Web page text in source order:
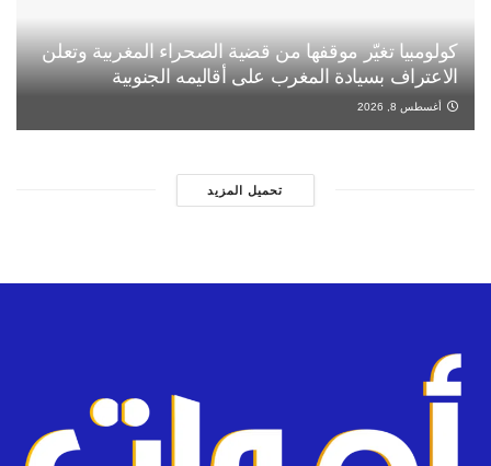
كولومبيا تغيّر موقفها من قضية الصحراء المغربية وتعلن
الاعتراف بسيادة المغرب على أقاليمه الجنوبية
أغسطس 8, 2026
تحميل المزيد